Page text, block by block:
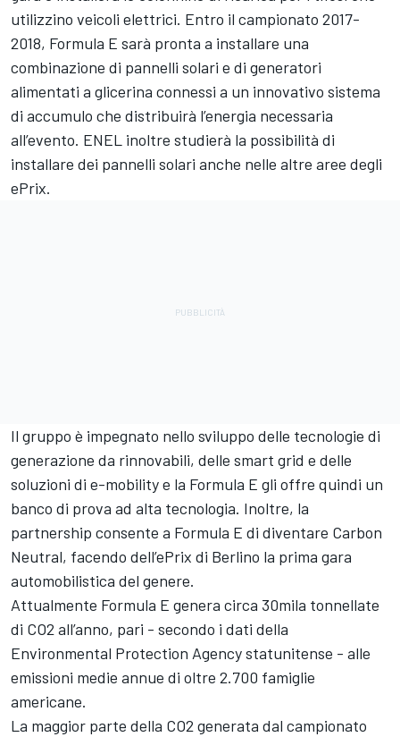
utilizzino veicoli elettrici. Entro il campionato 2017-
2018, Formula E sarà pronta a installare una
combinazione di pannelli solari e di generatori
alimentati a glicerina connessi a un innovativo sistema
di accumulo che distribuirà l’energia necessaria
all’evento. ENEL inoltre studierà la possibilità di
installare dei pannelli solari anche nelle altre aree degli
ePrix.
Il gruppo è impegnato nello sviluppo delle tecnologie di
generazione da rinnovabili, delle smart grid e delle
soluzioni di e-mobility e la Formula E gli offre quindi un
banco di prova ad alta tecnologia. Inoltre, la
partnership consente a Formula E di diventare Carbon
Neutral, facendo dell’ePrix di Berlino la prima gara
automobilistica del genere.
Attualmente Formula E genera circa 30mila tonnellate
di CO2 all’anno, pari - secondo i dati della
Environmental Protection Agency statunitense - alle
emissioni medie annue di oltre 2.700 famiglie
americane.
La maggior parte della CO2 generata dal campionato